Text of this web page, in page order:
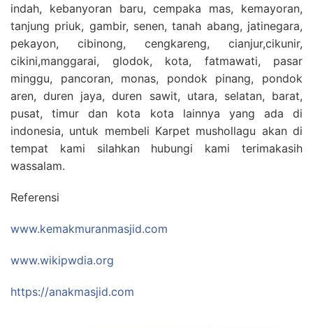
indah, kebanyoran baru, cempaka mas, kemayoran,
tanjung priuk, gambir, senen, tanah abang, jatinegara,
pekayon, cibinong, cengkareng, cianjur,cikunir,
cikini,manggarai, glodok, kota, fatmawati, pasar
minggu, pancoran, monas, pondok pinang, pondok
aren, duren jaya, duren sawit, utara, selatan, barat,
pusat, timur dan kota kota lainnya yang ada di
indonesia, untuk membeli Karpet mushollagu akan di
tempat kami silahkan hubungi kami terimakasih
wassalam.
Referensi
www.kemakmuranmasjid.com
www.wikipwdia.org
https://anakmasjid.com